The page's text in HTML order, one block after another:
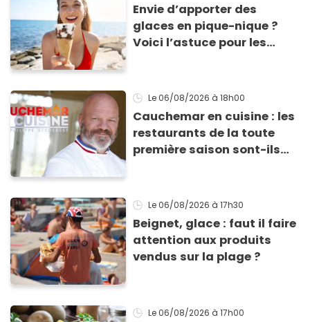
Envie d’apporter des
glaces en pique-nique ?
Voici l’astuce pour les
ne fondent !
Le 06/08/2026 à 18h00
Cauchemar en cuisine : les
restaurants de la toute
première saison sont-ils
Le 06/08/2026 à 17h30
Beignet, glace : faut il faire
attention aux produits
vendus sur la plage ?
Le 06/08/2026 à 17h00